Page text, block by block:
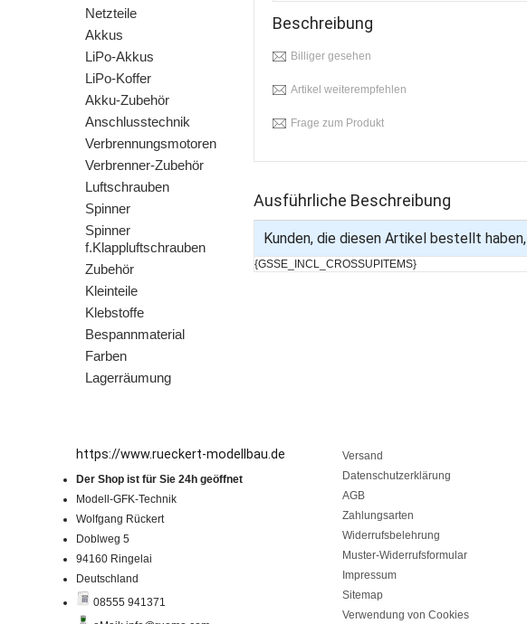
Netzteile
Akkus
LiPo-Akkus
LiPo-Koffer
Akku-Zubehör
Anschlusstechnik
Verbrennungsmotoren
Verbrenner-Zubehör
Luftschrauben
Spinner
Spinner
f.Klappluftschrauben
Zubehör
Kleinteile
Klebstoffe
Bespannmaterial
Farben
Lagerräumung
Beschreibung
Billiger gesehen
Artikel weiterempfehlen
Frage zum Produkt
Ausführliche Beschreibung
Kunden, die diesen Artikel bestellt
{GSSE_INCL_CROSSUPITEMS}
https://www.rueckert-modellbau.de
Der Shop ist für Sie 24h geöffnet
Modell-GFK-Technik
Wolfgang Rückert
Doblweg 5
94160 Ringelai
Deutschland
08555 941371
Versand
Datenschutzerklärung
AGB
Zahlungsarten
Widerrufsbelehrung
Muster-Widerrufsformular
Impressum
Sitemap
Verwendung von Cookies